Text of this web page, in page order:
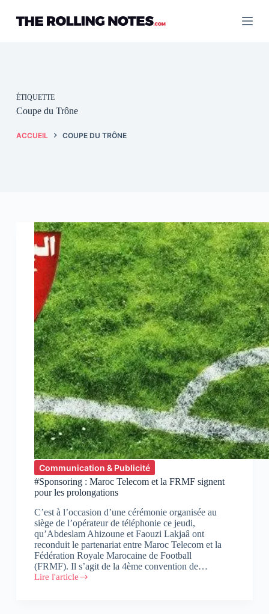
contenu
ÉTIQUETTE
Coupe du Trône
ACCUEIL COUPE DU TRÔNE
Communication & Publicité
#Sponsoring : Maroc Telecom et la FRMF signent
pour les prolongations
C’est à l’occasion d’une cérémonie organisée au
siège de l’opérateur de téléphonie ce jeudi,
qu’Abdeslam Ahizoune et Faouzi Lakjaâ ont
reconduit le partenariat entre Maroc Telecom et la
Fédération Royale Marocaine de Football
(FRMF). Il s’agit de la 4ème convention de…
Lire l'article
#Sponsoring